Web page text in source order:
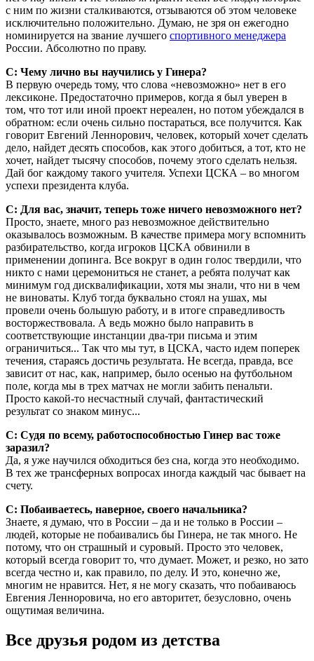
с ним по жизни сталкиваются, отзываются об этом человеке
исключительно положительно. Думаю, не зря он ежегодно
номинируется на звание лучшего спортивного менеджера
России. Абсолютно по праву.
С: Чему лично вы научились у Гинера?
В первую очередь тому, что слова «невозможно» нет в его
лексиконе. Предостаточно примеров, когда я был уверен в
том, что тот или иной проект нереален, но потом убеждался в
обратном: если очень сильно постараться, все получится. Как
говорит Евгений Леннорович, человек, который хочет сделать
дело, найдет десять способов, как этого добиться, а тот, кто не
хочет, найдет тысячу способов, почему этого сделать нельзя.
Дай бог каждому такого учителя. Успехи ЦСКА – во многом
успехи президента клуба.
С: Для вас, значит, теперь тоже ничего невозможного нет?
Просто, знаете, много раз невозможное действительно
оказывалось возможным. В качестве примера могу вспомнить
разбирательство, когда игроков ЦСКА обвинили в
применении допинга. Все вокруг в один голос твердили, что
никто с нами церемониться не станет, а ребята получат как
минимум год дисквалификации, хотя мы знали, что ни в чем
не виноваты. Клуб тогда буквально стоял на ушах, мы
провели очень большую работу, и в итоге справедливость
восторжествовала. А ведь можно было направить в
соответствующие инстанции два-три письма и этим
ограничиться... Так что мы тут, в ЦСКА, часто идем поперек
течения, стараясь достичь результата. Не всегда, правда, все
зависит от нас, как, например, было осенью на футбольном
поле, когда мы в трех матчах не могли забить пенальти.
Просто какой-то несчастный случай, фантастический
результат со знаком минус...
С: Судя по всему, работоспособностью Гинер вас тоже
заразил?
Да, я уже научился обходиться без сна, когда это необходи­мо.
В тех же трансферных вопросах иногда каждый час бывает на
счету.
С: Побаиваетесь, наверное, своего начальника?
Знаете, я думаю, что в России – да и не только в России –
людей, которые не побаивались бы Гинера, не так много. Не
потому, что он страшный и суровый. Просто это человек,
который всегда говорит то, что думает. Может, и резко, но зато
всегда честно и, как правило, по делу. И это, конечно же,
многим не нравится. Нет, я не могу сказать, что побаиваюсь
Евгения Ленноровича, но его авторитет, безусловно, очень
ощутимая величина.
Все друзья родом из детства